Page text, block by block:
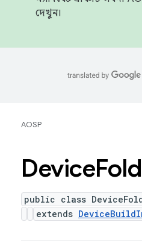
দেখুন।
AOSP
Device
public class
extends